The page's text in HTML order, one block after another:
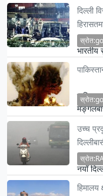
दिल्ली
भारतीय
कार
क्षेत्रमा
उच्च
नयाँ
उल्लेख्य
ल…
हिमालय